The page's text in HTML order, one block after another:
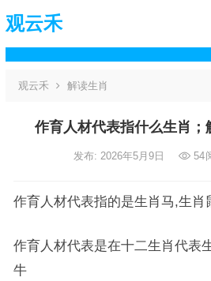
观云禾
观云禾 解读生肖
作育人材代表指什么生肖；
发布: 2026年5月9日 54
作育人材代表指的是生肖马,生肖
作育人材代表是在十二生肖代表
牛